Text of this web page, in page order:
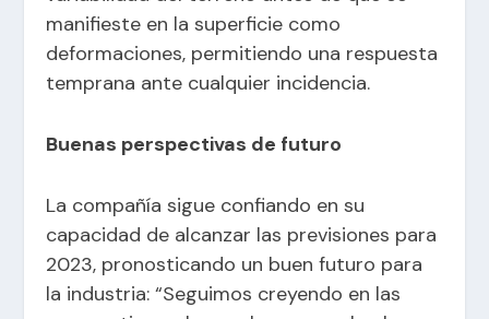
manifieste en la superficie como
deformaciones, permitiendo una respuesta
temprana ante cualquier incidencia.
Buenas perspectivas de futuro
La compañía sigue confiando en su
capacidad de alcanzar las previsiones para
2023, pronosticando un buen futuro para
la industria: “Seguimos creyendo en las